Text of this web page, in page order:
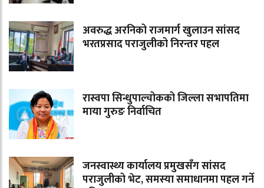
अवरुद्ध अरनिको राजमार्ग खुलाउन सांसद
भरतप्रसाद पराजुलीको निरन्तर पहल
रास्वपा सिन्धुपाल्चोकको जिल्ला सभापतिमा
माया गुरुङ निर्वाचित
जनस्वास्थ्य कार्यालय प्रमुखसँग सांसद
पराजुलीको भेट, समस्या समाधानमा पहल गर्ने